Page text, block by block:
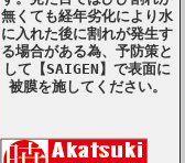
無くても経年劣化により水
に入れた後に割れが発生す
る場合がある為、予防策と
して【SAIGEN】で表面に
被膜を施してください。